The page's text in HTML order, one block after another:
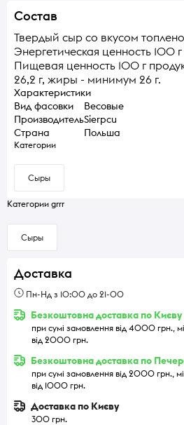
Состав
Твердый сыр со вкусом
Энергетическая ценность 100
Пищевая ценность 100 г
26,2 г, жиры - минимум 26 г.
Характеристики
Вид фасовки
Весовые
ПроизводительSierpcu
Страна
Польша
Категории
Сыры
Категории grrr
Сыры
Доставка
Пн-Нд з 10:00 до 21-00
Безкоштовна доставка по Києву
при сумі замовлення від 4000 грн.,
від 2000 грн.
Безкоштовна доставка по
при сумі замовлення від 2000 грн.,
від 1000 грн.
Доставка по Києву
300 грн.